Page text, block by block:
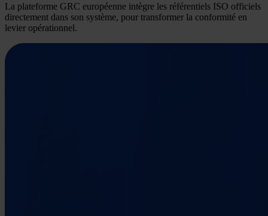
La plateforme GRC européenne intègre les référentiels ISO officiels
directement dans son système, pour transformer la conformité en
levier opérationnel.